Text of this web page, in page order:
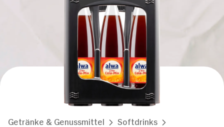
Getränke & Genussmittel
Softdrinks